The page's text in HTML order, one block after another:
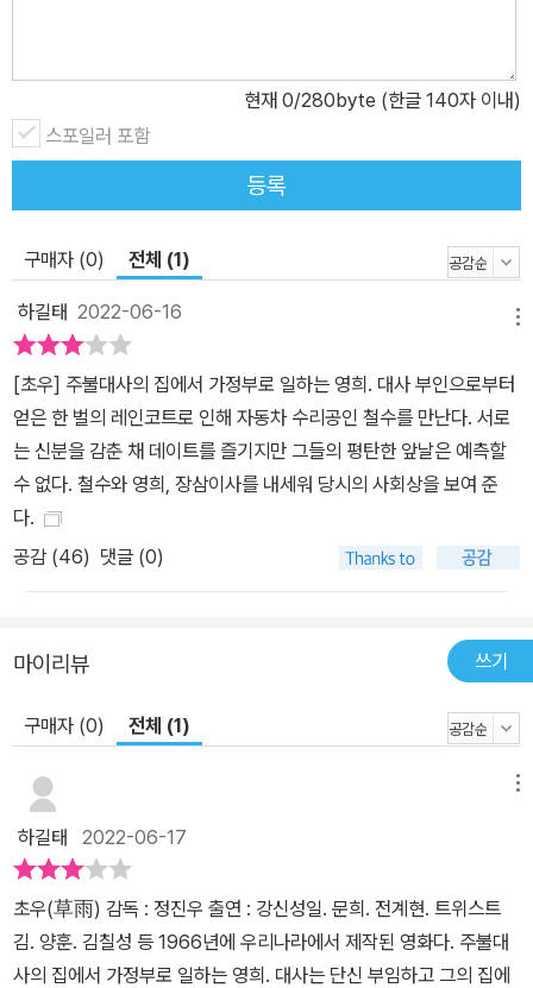
현재 0/280byte (한글 140자 이내)
스포일러 포함
등록
구매자 (0) 전체 (1)
하길태 2022-06-16
[초우] 주불대사의 집에서 가정부로 일하는 영희. 대사 부인으로부터
얻은 한 벌의 레인코트로 인해 자동차 수리공인 철수를 만난다. 서로
는 신분을 감춘 채 데이트를 즐기지만 그들의 평탄한 앞날은 예측할
수 없다. 철수와 영희, 장삼이사를 내세워 당시의 사회상을 보여 준
다.
공감 (46) 댓글 (0)
마이리뷰 쓰기
구매자 (0) 전체 (1)
하길태 2022-06-17
초우(草雨) 감독 : 정진우 출연 : 강신성일. 문희. 전계현. 트위스트
김. 양훈. 김칠성 등 1966년에 우리나라에서 제작된 영화다. 주불대
사의 집에서 가정부로 일하는 영희. 대사는 단신 부임하고 그의 집에